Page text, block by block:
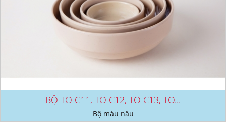
BỘ TO C11, TO C12, TO C13, TO...
Bộ màu nâu